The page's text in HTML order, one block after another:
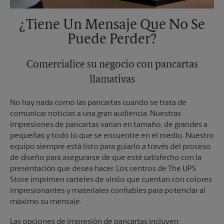
¿Tiene Un Mensaje Que No Se
Puede Perder?
Comercialice su negocio con pancartas
llamativas
No hay nada como las pancartas cuando se trata de
comunicar noticias a una gran audiencia. Nuestras
impresiones de pancartas varían en tamaño, de grandes a
pequeñas y todo lo que se encuentre en el medio. Nuestro
equipo siempre está listo para guiarlo a través del proceso
de diseño para asegurarse de que esté satisfecho con la
presentación que desea hacer. Los centros de The UPS
Store imprimen carteles de vinilo que cuentan con colores
impresionantes y materiales confiables para potenciar al
máximo su mensaje.
Las opciones de impresión de pancartas incluyen: